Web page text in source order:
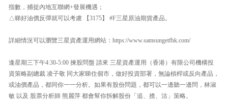
指數，捕捉內地互聯網+發展機遇；
△睇好油價反彈就可以考慮 【3175】 #F三星原油期貨產品。
詳細情況可以瀏覽三星資產運用網站：https://www.samsungetfhk.com/
逢星期三下午4:30-5:00 揀股問盤 請來 三星資產運用（香港）有限公司機構投
資策略副總裁 凌子敬 同大家睇住個市，做好投資部署，無論槓桿或反向產品，
或油價產品，都同你一一分析。如果有股份問題，都可以一邊聽一邊問，林淑
敏 以及 股票分析師 熊麗萍 都會幫你拆解股份「追、揸、沽」策略。